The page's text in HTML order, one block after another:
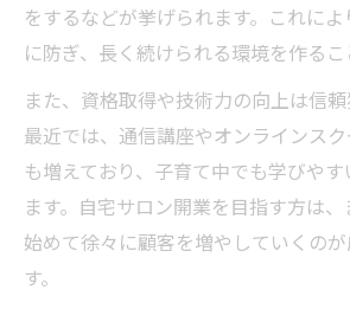
をするなどが挙げられます。これに
に防ぎ、長く続けられる環境を作るこ
また、資格取得や技術力の向上は信頼
最近では、通信講座やオンラインス
も増えており、子育て中でも学びや
ます。自宅サロン開業を目指す方は
始めて徐々に顧客を増やしていくの
す。